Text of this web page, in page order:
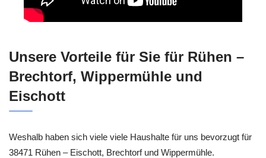
Unsere Vorteile für Sie für Rühen –
Brechtorf, Wippermühle und
Eischott
Weshalb haben sich viele viele Haushalte für uns bevorzugt für
38471 Rühen – Eischott, Brechtorf und Wippermühle.